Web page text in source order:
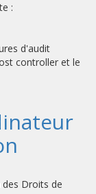
:
d'audit
controller et le
Droits de